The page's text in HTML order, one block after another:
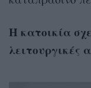
Η κατοικία
λειτουργικές